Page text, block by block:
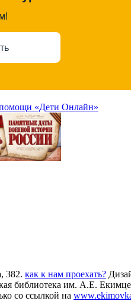
382. как к нам проехать?
библиотека им. А.Е.
со ссылкой на